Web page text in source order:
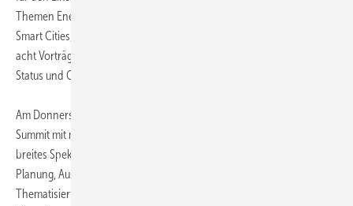
Themen Energy-related Products (ErP), Nearly Zero Energy Buildings,
Smart Cities, EU-Cert und Quality Labels in diesem Block mit insgesamt
acht Vorträgen aufgegriffen. Die EHPA wird außerdem ihren fundierten
Status und Outlook zu den aktuellen europäischen Märkten vorstellen.
Am Donnerstag, 29. September, bietet der European Heat Pump
Summit mit mehr als einem Dutzend Vorträgen aus der Industrie ein
breites Spektrum an Neuigkeiten und Erfahrungsaustausch zu
Planung, Auslegung und Anwendung von Wärmepumpen.
Thematisiert werden Entwicklungen bei den Wärmeübertragern, der